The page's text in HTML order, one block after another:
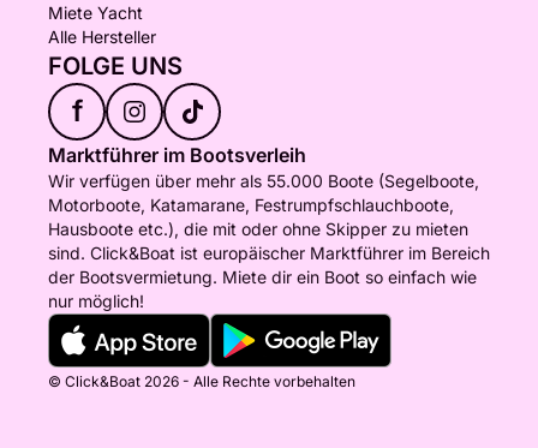
Miete Yacht
Alle Hersteller
FOLGE UNS
f
Marktführer im Bootsverleih
Wir verfügen über mehr als 55.000 Boote (Segelboote,
Motorboote, Katamarane, Festrumpfschlauchboote,
Hausboote etc.), die mit oder ohne Skipper zu mieten
sind. Click&Boat ist europäischer Marktführer im Bereich
der Bootsvermietung. Miete dir ein Boot so einfach wie
nur möglich!
© Click&Boat 2026 - Alle Rechte vorbehalten